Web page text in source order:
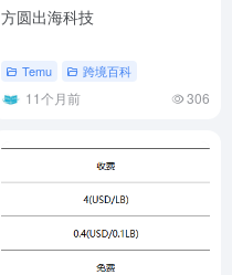
方圆出海科技
Temu 跨境百科
11个月前 306